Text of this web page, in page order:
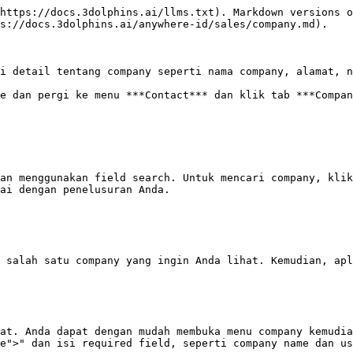
docs.3dolphins.ai/llms.txt). Markdown versions
docs.3dolphins.ai/anywhere-id/sales/company.md).
detail tentang company seperti nama company,
pergi ke menu ***Contact*** dan klik tab
menggunakan field search. Untuk mencari
dengan penelusuran Anda.
satu company yang ingin Anda lihat. Kemudian,
Anda dapat dengan mudah membuka menu company
dan isi required field, seperti company name dan